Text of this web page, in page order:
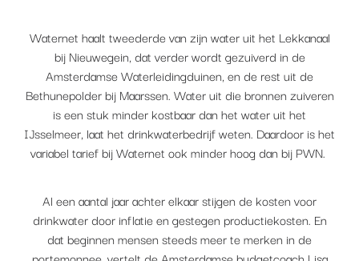
Waternet haalt tweederde van zijn water uit het Lekkanaal
bij Nieuwegein, dat verder wordt gezuiverd in de
Amsterdamse Waterleidingduinen, en de rest uit de
Bethunepolder bij Maarssen. Water uit die bronnen zuiveren
is een stuk minder kostbaar dan het water uit het
IJsselmeer, laat het drinkwaterbedrijf weten. Daardoor is het
variabel tarief bij Waternet ook minder hoog dan bij PWN.
Al een aantal jaar achter elkaar stijgen de kosten voor
drinkwater door inflatie en gestegen productiekosten. En
dat beginnen mensen steeds meer te merken in de